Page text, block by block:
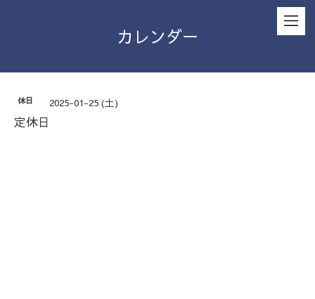
カレンダー
休日 2025-01-25 (土)
定休日